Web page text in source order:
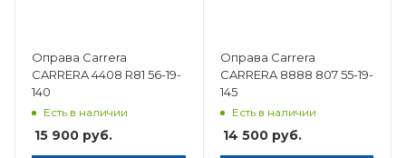
Оправа Carrera
CARRERA 4408 R81 56-19-
140
Есть в наличии
15 900 руб.
Оправа Carrera
CARRERA 8888 807 55-19-
145
Есть в наличии
14 500руб.